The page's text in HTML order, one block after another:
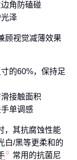
角防磕碰
泽
顾视觉减薄效果
的60%，保持足
接触面积
单调感
，其抗腐蚀性能
白/黑等更柔和的
常用的抗菌尼